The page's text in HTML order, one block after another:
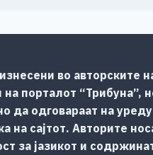
во авторските
на порталот “Трибуна”,
да одговараат на
на сајтот. Авторите
за јазикот и